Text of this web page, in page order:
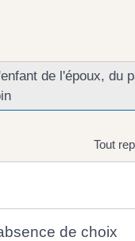
de l'époux, du
Tout
de choix